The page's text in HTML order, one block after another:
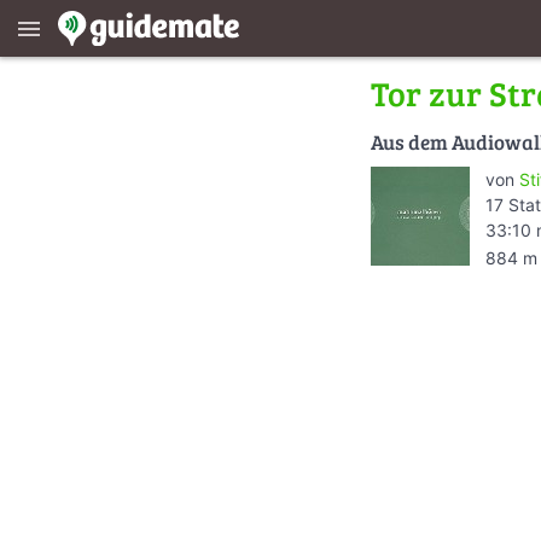
menu
Tor zur
Aus dem
von
17
33:10
884 m